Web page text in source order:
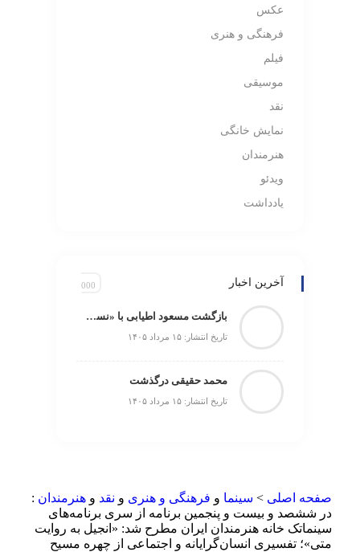
عکس
فرهنگی و هنری
فیلم
موسیقی
نقد
نمایش خانگی
هنرمندان
ویدئو
یادداشت
آخرین اخبار
بازگشت مسعود اطیابی با «نسخهٔ آزمایشی» به تلویزیون
تاریخ انتشار: ۱۵ مرداد ۱۴۰۵
محمد حقیقی درگذشت
تاریخ انتشار: ۱۵ مرداد ۱۴۰۵
صفحه اصلی > سینما و فرهنگی و هنری و نقد و هنرمندان :
در ششصد و بیست و پنجمین برنامه از سری برنامه‌های
سینماتک خانه هنرمندان ایران مطرح شد: «انجیل به روایت
متی»؛ تفسیری انسان‌گرایانه و اجتماعی از چهره مسیح